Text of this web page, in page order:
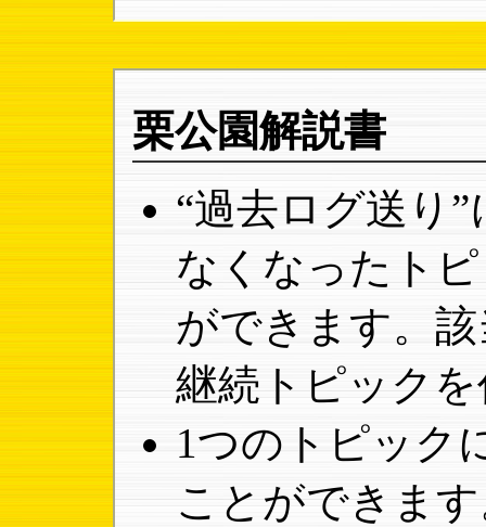
栗公園解説書
“過去ログ送り
なくなったト
ができます。
継続トピック
1つのトピック
ことができま